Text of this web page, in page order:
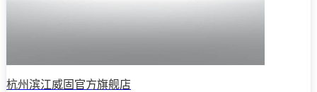
杭州滨江威固官方旗舰店